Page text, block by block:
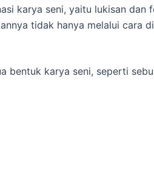
karya seni, yaitu lukisan
tidak hanya melalui cara
bentuk karya seni, seperti